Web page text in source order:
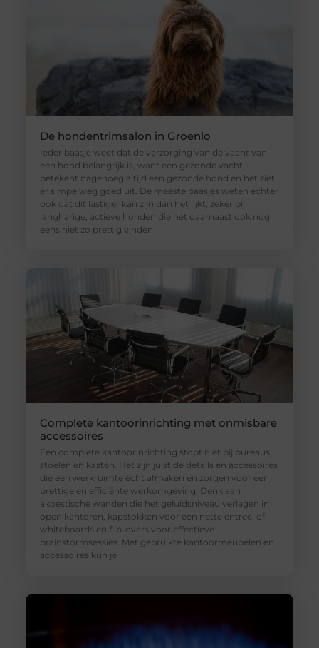
De hondentrimsalon in Groenlo
Ieder baasje weet dat de verzorging van de vacht van
een hond belangrijk is, want een gezonde vacht
betekent nagenoeg altijd een gezonde hond en het ziet
er simpelweg goed uit. De meeste baasjes weten echter
ook dat dit lastiger kan zijn dan het lijkt, zeker bij
langharige, actieve honden die het daarnaast ook nog
eens niet zo prettig vinden
Complete kantoorinrichting met onmisbare
accessoires
Een complete kantoorinrichting stopt niet bij bureaus,
stoelen en kasten. Het zijn juist de details en accessoires
die een werkruimte écht afmaken en zorgen voor een
prettige en efficiënte werkomgeving. Denk aan
akoestische wanden die het geluidsniveau verlagen in
open kantoren, kapstokken voor een nette entree, of
whiteboards en flip-overs voor effectieve
brainstormsessies. Met gebruikte kantoormeubelen en
accessoires kun je